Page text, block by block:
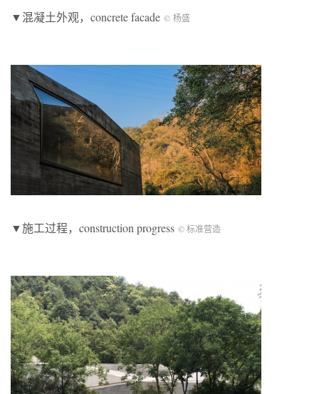
▼混凝土外观，concrete facade © 杨盛
▼施工过程，construction progress © 标准营造